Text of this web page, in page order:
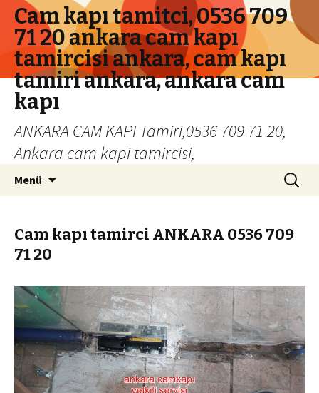
Cam kapı tamitci, 0536 709
71 20 ankara cam kapı
tamircisi ankara, cam kapı
tamiri ankara, ankara cam
kapı
ANKARA CAM KAPI Tamiri,0536 709 71 20,
Ankara cam kapi tamircisi,
Menü Arama:
Cam kapı tamirci ANKARA 0536 709
71 20